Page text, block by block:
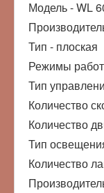
Модель - WL
Тип - плоская
Режимы
Тип
Количество
Количество
Тип
Количество